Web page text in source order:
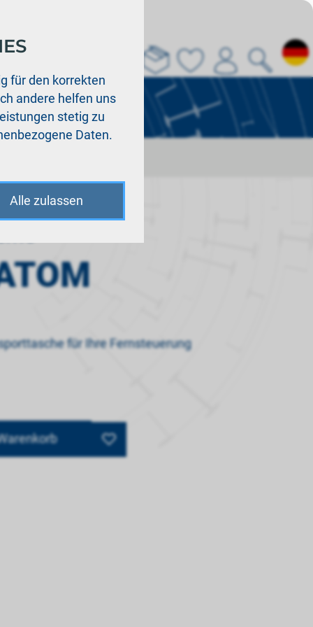
Über uns
für Ihre Fernsteuerung
für den korrekten
andere helfen uns
stetig zu
Daten.
Alle zulassen